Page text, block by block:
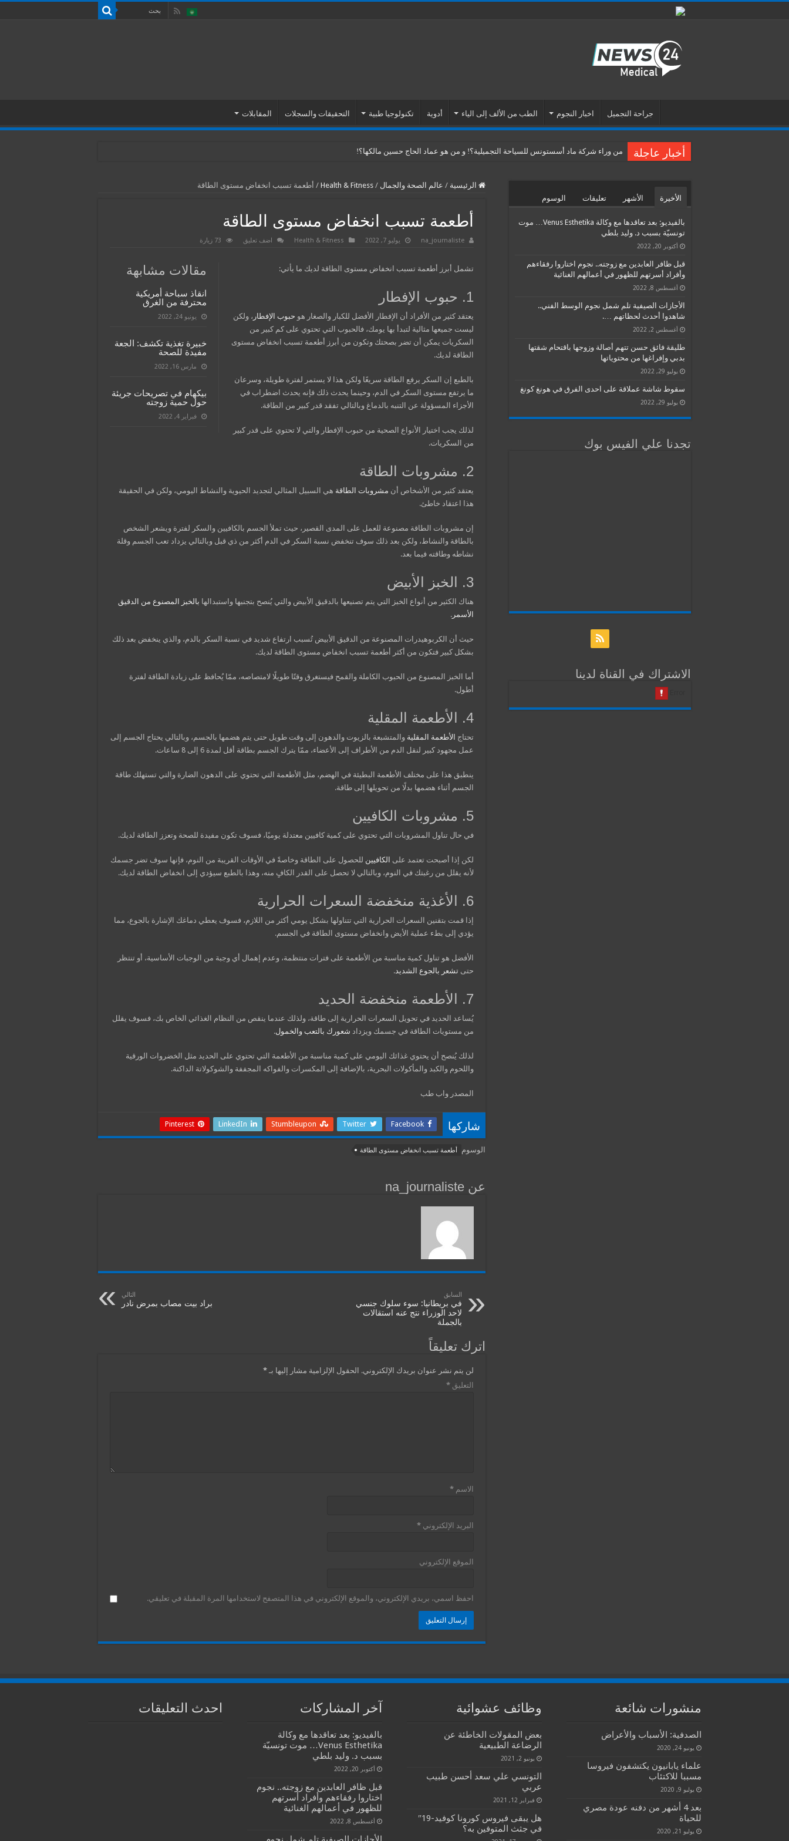
جراحة التجميل اخبار النجوم الطب من الألف إلى الياء أدوية تكنولوجيا طبية التحقيقات والسجلات المقابلات
أخبار عاجلة من وراء شركة ماد أسستونس للسياحة التجميلية؟! و من هو عماد الحاج حسين مالكها؟!
الرئيسية / عالم الصحة والجمال /
Health & Fitness
/ أطعمة تسبب انخفاض مستوى الطاقة
أطعمة تسبب انخفاض مستوى الطاقة
na_journaliste يوليو 7, 2022 Health & Fitness اضف تعليق 73 زيارة
مقالات مشابهة
انقاذ سباحة أمريكية
محترفة من الغرق
يونيو 24, 2022
خبيرة تغذية تكشف: الجعة
مفيدة للصحة
مارس 16, 2022
بيكهام في تصريحات جريئة
حول حمية زوجته
فبراير 4, 2022
تشمل أبرز أطعمة تسبب انخفاض مستوى الطاقة لديك ما يأتي:
1. حبوب الإفطار
يعتقد كثير من الأفراد أن الإفطار الأفضل للكبار والصغار هو حبوب الإفطار ، ولكن
ليست جميعها مثالية لتبدأ بها يومك، فالحبوب التي تحتوي على كم كبير من
السكريات يمكن أن تضر بصحتك وتكون من أبرز أطعمة تسبب انخفاض مستوى
الطاقة لديك.
بالطبع إن السكر يرفع الطاقة سريعًا ولكن هذا لا يستمر لفترة طويلة، وسرعان
ما يرتفع مستوى السكر في الدم، وحينما يحدث ذلك فإنه يحدث اضطراب في
الأجزاء المسؤولة عن التنبه بالدماغ وبالتالي تفقد قدر كبير من الطاقة.
لذلك يجب اختيار الأنواع الصحية من حبوب الإفطار والتي لا تحتوي على قدر كبير
من السكريات.
2. مشروبات الطاقة
يعتقد كثير من الأشخاص أن مشروبات الطاقة هي السبيل المثالي لتجديد الحيوية والنشاط اليومي، ولكن في الحقيقة
هذا اعتقاد خاطئ.
إن مشروبات الطاقة مصنوعة للعمل على المدى القصير، حيث تملأ الجسم بالكافيين والسكر لفترة ويشعر الشخص
بالطاقة والنشاط، ولكن بعد ذلك سوف تنخفض نسبة السكر في الدم أكثر من ذي قبل وبالتالي يزداد تعب الجسم وقلة
نشاطه وطاقته فيما بعد.
3. الخبز الأبيض
هناك الكثير من أنواع الخبز التي يتم تصنيعها بالدقيق الأبيض والتي يُنصح بتجنبها واستبدالها بالخبز المصنوع من الدقيق
الأسمر .
حيث أن الكربوهيدرات المصنوعة من الدقيق الأبيض تُسبب ارتفاع شديد في نسبة السكر بالدم، والذي ينخفض بعد ذلك
بشكل كبير فتكون من أكثر أطعمة تسبب انخفاض مستوى الطاقة لديك.
أما الخبز المصنوع من الحبوب الكاملة والقمح فيستغرق وقتًا طويلًا لامتصاصه، ممّا يُحافظ على زيادة الطاقة لفترة
أطول.
4. الأطعمة المقلية
تحتاج الأطعمة المقلية والمتشبعة بالزيوت والدهون إلى وقت طويل حتى يتم هضمها بالجسم، وبالتالي يحتاج الجسم إلى
عمل مجهود كبير لنقل الدم من الأطراف إلى الأعضاء، ممّا يترك الجسم بطاقة أقل لمدة 6 إلى 8 ساعات.
ينطبق هذا على مختلف الأطعمة البطيئة في الهضم، مثل الأطعمة التي تحتوي على الدهون الضارة والتي تستهلك طاقة
الجسم أثناء هضمها بدلًا من تحويلها إلى طاقة.
5. مشروبات الكافيين
في حال تناول المشروبات التي تحتوي على كمية كافيين معتدلة يوميًا، فسوف تكون مفيدة للصحة وتعزز الطاقة لديك.
لكن إذا أصبحت تعتمد على الكافيين للحصول على الطاقة وخاصةً في الأوقات القريبة من النوم، فإنها سوف تضر جسمك
لأنه يقلل من رغبتك في النوم، وبالتالي لا تحصل على القدر الكافٍ منه، وهذا بالطبع سيؤدي إلى انخفاض الطاقة لديك.
6. الأغذية منخفضة السعرات الحرارية
إذا قمت بتقنين السعرات الحرارية التي تتناولها بشكل يومي أكثر من اللازم، فسوف يعطي دماغك الإشارة بالجوع، مما
يؤدي إلى بطء عملية الأيض وانخفاض مستوى الطاقة في الجسم.
الأفضل هو تناول كمية مناسبة من الأطعمة على فترات منتظمة، وعدم إهمال أي وجبة من الوجبات الأساسية، أو تنتظر
حتى تشعر بالجوع الشديد.
7. الأطعمة منخفضة الحديد
يُساعد الحديد في تحويل السعرات الحرارية إلى طاقة، ولذلك عندما ينقص من النظام الغذائي الخاص بك، فسوف يقلل
من مستويات الطاقة في جسمك ويزداد شعورك بالتعب والخمول.
لذلك يُنصح أن يحتوي غذائك اليومي على كمية مناسبة من الأطعمة التي تحتوي على الحديد مثل الخضروات الورقية
واللحوم والكبد والمأكولات البحرية، بالإضافة إلى المكسرات والفواكه المجففة والشوكولاتة الداكنة.
المصدر واب طب
شاركها Facebook
Twitter
Stumbleupon
LinkedIn
Pinterest
الوسوم أطعمة تسبب انخفاض مستوى الطاقة
عن na_journaliste
السابق
في بريطانيا: سوء سلوك جنسي
لاحد الوزراء نتج عنه استقالات
بالجملة
التالي
براد بيت مصاب بمرض نادر
اترك تعليقاً
لن يتم نشر عنوان بريدك الإلكتروني. الحقول الإلزامية مشار إليها بـ *
التعليق *
الاسم *
البريد الإلكتروني *
الموقع الإلكتروني
احفظ اسمي، بريدي الإلكتروني، والموقع الإلكتروني في هذا المتصفح لاستخدامها المرة المقبلة في تعليقي.
الأخيرة الأشهر تعليقات الوسوم
بالفيديو: بعد تعاقدها مع وكالة Venus Esthetika… موت
تونسيّة بسبب د. وليد بلطي
أكتوبر 20, 2022
قبل ظافر العابدين مع زوجته.. نجوم اختاروا رفقاءهم
وأفراد أسرتهم للظهور في أعمالهم الغنائية
أغسطس 8, 2022
الأجازات الصيفية تلم شمل نجوم الوسط الفني..
شاهدوا أحدث لحظاتهم ….
أغسطس 2, 2022
طليقة فائق حسن تتهم أصالة وزوجها باقتحام شقتها
بدبي وإفراغها من محتوياتها
يوليو 29, 2022
سقوط شاشة عملاقة على احدى الفرق في هونغ كونغ
يوليو 29, 2022
تجدنا علي الفيس بوك
الاشتراك في القناة لدينا
منشورات شائعة
الصدفية: الأسباب والأعراض
يونيو 24, 2020
علماء يابانيون يكتشفون فيروسا
مسببا للاكتئاب
يوليو 9, 2020
بعد 4 أشهر من دفنه عودة مصري
للحياة
يوليو 21, 2020
وظائف عشوائية
بعض المقولات الخاطئة عن
الرضاعة الطبيعية
يونيو 2, 2021
التونسي علي سعد أحسن طبيب
عربي
فبراير 12, 2021
هل يبقى فيروس كورونا كوفيد-19″
في جثث المتوفين به؟
آخر المشاركات
بالفيديو: بعد تعاقدها مع وكالة
Venus Esthetika… موت تونسيّة
بسبب د. وليد بلطي
أكتوبر 20, 2022
قبل ظافر العابدين مع زوجته.. نجوم
اختاروا رفقاءهم وأفراد أسرتهم
للظهور في أعمالهم الغنائية
أغسطس 8, 2022
احدث التعليقات